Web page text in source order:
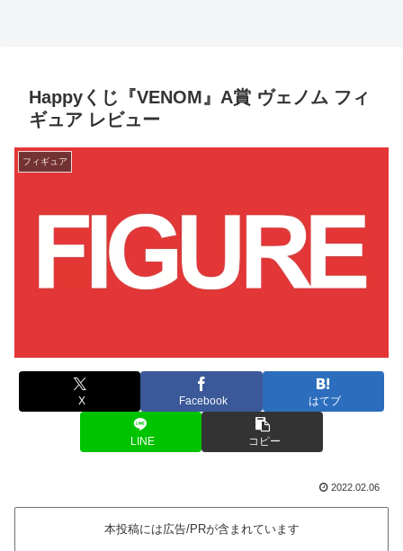
Happyくじ『VENOM』A賞 ヴェノム フィ
ギュア レビュー
フィギュア
X Facebook はてブ
LINE コピー
2022.02.06
本投稿には広告/PRが含まれています